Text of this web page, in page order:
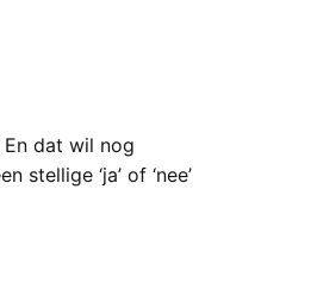
dat wil nog
‘ja’ of ‘nee’